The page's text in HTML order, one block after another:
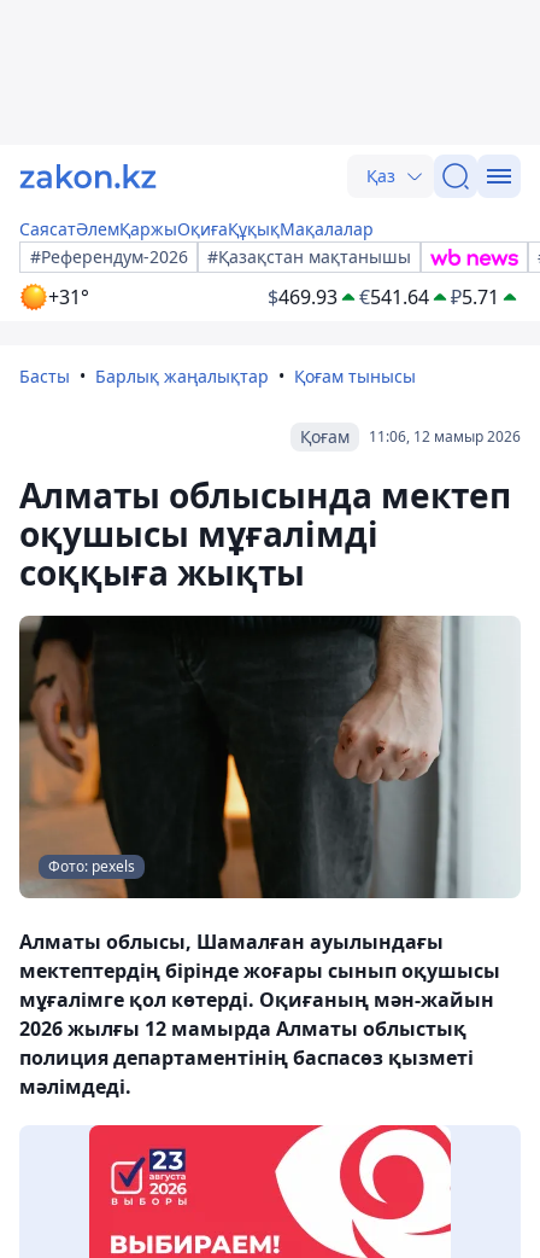
Қаз
СаясатӘлемҚаржыОқиғаҚұқықМақалалар
#Референдум-2026
#Қазақстан мақтанышы
+31° $469.93 €541.64 ₽5.71
Басты Барлық жаңалықтар Қоғам тынысы
11:06, 12 мамыр 2026
Қоғам
Алматы облысында мектеп
оқушысы мұғалімді
соққыға жықты
Фото: pexels
Алматы облысы, Шамалған ауылындағы
мектептердің бірінде жоғары сынып оқушысы
мұғалімге қол көтерді. Оқиғаның мән-жайын
2026 жылғы 12 мамырда Алматы облыстық
полиция департаментінің баспасөз қызметі
мәлімдеді.